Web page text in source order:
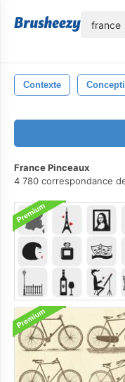
Contexte
France Pinceaux
4 780 correspondance